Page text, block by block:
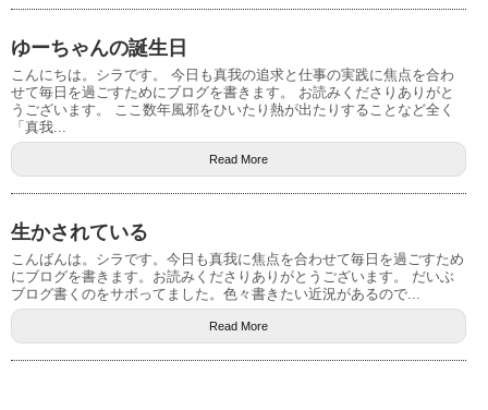
ゆーちゃんの誕生日
こんにちは。シラです。 今日も真我の追求と仕事の実践に焦点を合わ
せて毎日を過ごすためにブログを書きます。 お読みくださりありがと
うございます。 ここ数年風邪をひいたり熱が出たりすることなど全く
「真我...
Read More
生かされている
こんばんは。シラです。今日も真我に焦点を合わせて毎日を過ごすため
にブログを書きます。お読みくださりありがとうございます。 だいぶ
ブログ書くのをサボってました。色々書きたい近況があるので...
Read More